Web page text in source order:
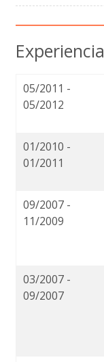
Experiencia
05/2011 -
05/2012
01/2010 -
01/2011
09/2007 -
11/2009
03/2007 -
09/2007